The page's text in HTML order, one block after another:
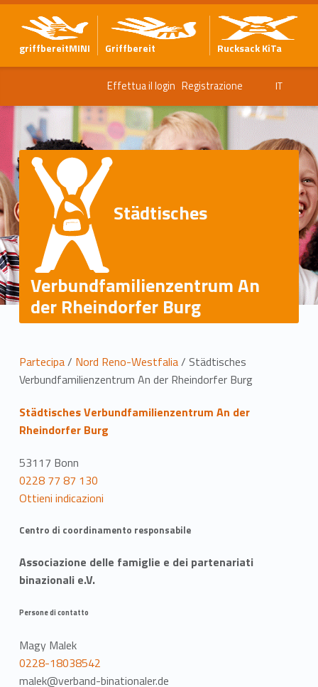
griffbereitMINI Griffbereit Rucksack KiTa
Effettua il login Registrazione IT
Städtisches
Verbundfamilienzentrum An
der Rheindorfer Burg
P
o
s
i
z
i
o
n
e
Partecipa/ Nord Reno-Westfalia/ Städtisches
Verbundfamilienzentrum An der Rheindorfer Burg
Städtisches Verbundfamilienzentrum An der
Rheindorfer Burg
53117 Bonn
0228 77 87 130
Ottieni indicazioni
Centro di coordinamento responsabile
Associazione delle famiglie e dei partenariati
binazionali e.V.
Persone di contatto
Magy Malek
0228-18038542
malek@verband-binationaler.de